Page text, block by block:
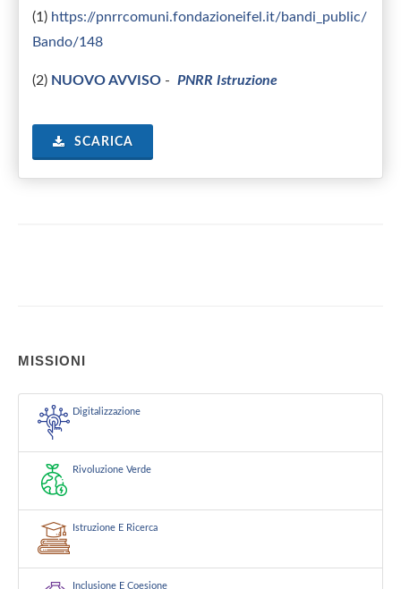
(1) https://pnrrcomuni.fondazioneifel.it/bandi_public/
Bando/148
(2) NUOVO AVVISO - PNRR Istruzione
SCARICA
MISSIONI
Digitalizzazione
Rivoluzione Verde
Istruzione E Ricerca
Inclusione E Coesione